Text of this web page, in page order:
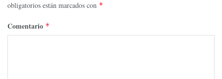
obligatorios están marcados con *
Comentario *